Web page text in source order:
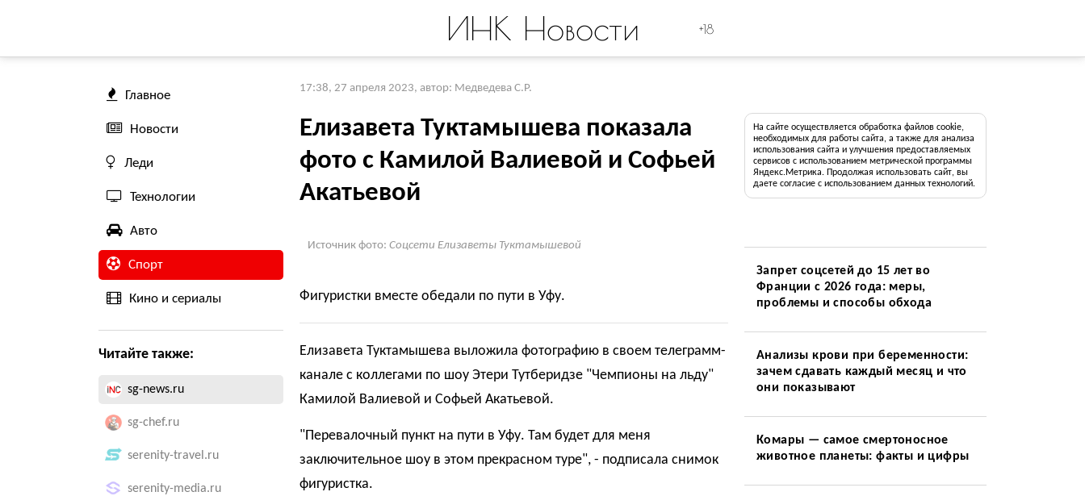
ИНК Новости +18
Главное
Новости
Леди
Технологии
Авто
Спорт
Кино и сериалы
Читайте также:
sg-news.ru
sg-chef.ru
serenity-travel.ru
serenity-media.ru
17:38, 27 апреля 2023, автор: Медведева С.Р.
Елизавета Туктамышева показала
фото с Камилой Валиевой и Софьей
Акатьевой
Источник фото: Соцсети Елизаветы Туктамышевой
Фигуристки вместе обедали по пути в Уфу.
Елизавета Туктамышева выложила фотографию в своем телеграмм-
канале с коллегами по шоу Этери Тутберидзе "Чемпионы на льду"
Камилой Валиевой и Софьей Акатьевой.
"Перевалочный пункт на пути в Уфу. Там будет для меня
заключительное шоу в этом прекрасном туре", - подписала снимок
фигуристка.
На сайте осуществляется обработка файлов cookie,
необходимых для работы сайта, а также для анализа
использования сайта и улучшения предоставляемых
сервисов с использованием метрической программы
Яндекс.Метрика. Продолжая использовать сайт, вы
даете согласие с использованием данных технологий.
Запрет соцсетей до 15 лет во
Франции с 2026 года: меры,
проблемы и способы обхода
Анализы крови при беременности:
зачем сдавать каждый месяц и что
они показывают
Комары — самое смертоносное
животное планеты: факты и цифры